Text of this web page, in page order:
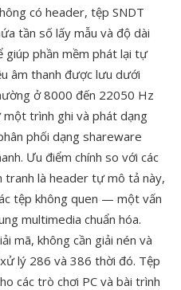
có header, tệp SNDT
tần số lấy mẫu và độ dài
phần mềm phát lại tự
âm thanh được lưu dưới
ở 8000 đến 22050 Hz
trình ghi và phát dạng
phối dạng shareware
Ưu điểm chính so với các
tranh là header tự mô tả này,
tệp không quen — một vấn
multimedia chuẩn hóa.
mã, không cần giải nén và
lý 286 và 386 thời đó. Tệp
các trò chơi PC và bài trình